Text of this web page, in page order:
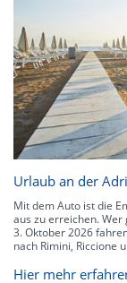
Urlaub an der
Mit dem Auto ist die
aus zu erreichen.
3. Oktober 2026
nach Rimini, Riccione
Hier mehr